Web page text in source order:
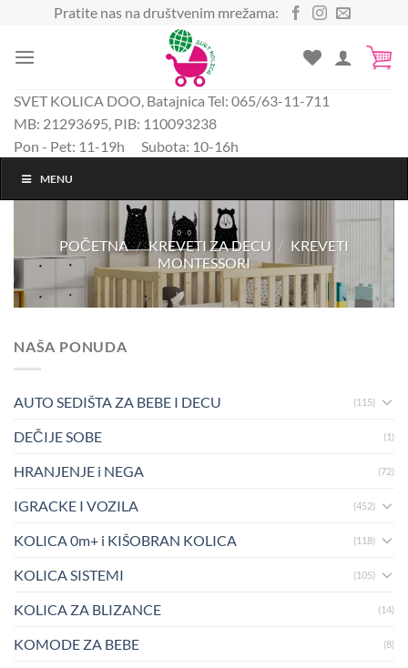
sadržaj
Pratite nas na društvenim mrežama:
SVET KOLICA DOO, Batajnica Tel: 065/63-11-711
MB: 21293695, PIB: 110093238
Pon - Pet: 11-19h Subota: 10-16h
MENU
POČETNA / KREVETI ZA DECU / KREVETI
MONTESSORI
NAŠA PONUDA
AUTO SEDIŠTA ZA BEBE I DECU (115)
DEČIJE SOBE (1)
HRANJENJE i NEGA (72)
IGRACKE I VOZILA (452)
KOLICA 0m+ i KIŠOBRAN KOLICA (118)
KOLICA SISTEMI (105)
KOLICA ZA BLIZANCE (14)
KOMODE ZA BEBE (8)